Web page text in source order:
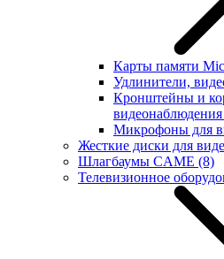
Карты памяти
Удлинители,
Кронштейны и
видеонаблюдения
Микрофоны для
Жесткие диски для
Шлагбаумы CAME (8)
Телевизионное